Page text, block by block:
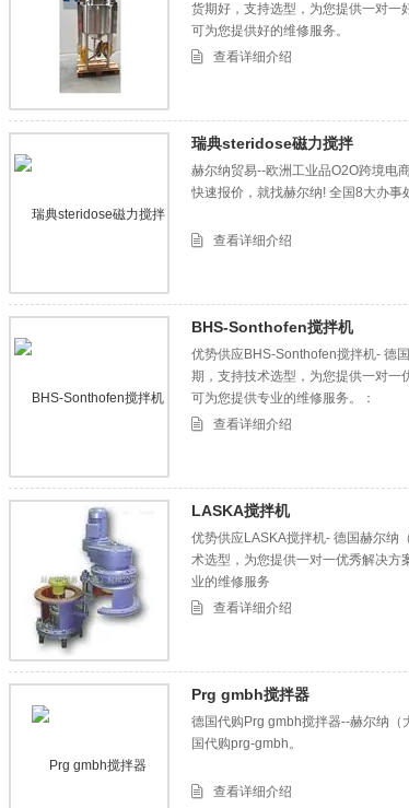
货期好，支持选型，为您提供一对一
可为您提供好的维修服务。
查看详细介绍
瑞典steridose磁力搅拌
赫尔纳贸易--欧洲工业品O2O跨境电
快速报价，就找赫尔纳! 全国8大办事
查看详细介绍
BHS-Sonthofen搅拌机
优势供应BHS-Sonthofen搅拌机- 德
期，支持技术选型，为您提供一对一
可为您提供专业的维修服务。：
查看详细介绍
LASKA搅拌机
优势供应LASKA搅拌机- 德国赫尔纳
术选型，为您提供一对一优秀解决方
业的维修服务
查看详细介绍
Prg gmbh搅拌器
德国代购Prg gmbh搅拌器--赫尔纳
国代购prg-gmbh。
查看详细介绍